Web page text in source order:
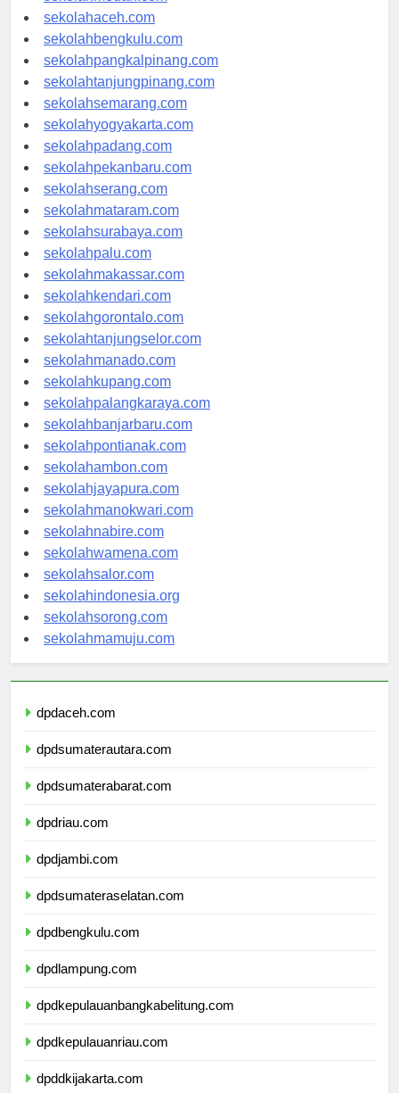
sekolahmedan.com
sekolahaceh.com
sekolahbengkulu.com
sekolahpangkalpinang.com
sekolahtanjungpinang.com
sekolahsemarang.com
sekolahyogyakarta.com
sekolahpadang.com
sekolahpekanbaru.com
sekolahserang.com
sekolahmataram.com
sekolahsurabaya.com
sekolahpalu.com
sekolahmakassar.com
sekolahkendari.com
sekolahgorontalo.com
sekolahtanjungselor.com
sekolahmanado.com
sekolahkupang.com
sekolahpalangkaraya.com
sekolahbanjarbaru.com
sekolahpontianak.com
sekolahambon.com
sekolahjayapura.com
sekolahmanokwari.com
sekolahnabire.com
sekolahwamena.com
sekolahsalor.com
sekolahindonesia.org
sekolahsorong.com